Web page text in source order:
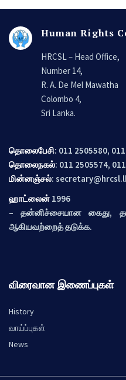
Human Rights
HRCSL – Head Office,
Number 14,
R. A. De Mel Mawatha
Colombo 4,
Sri Lanka.
தொலைபேசி: 011 2505580,
தொலைநகல்: 011 2505574,
மின்னஞ்சல்:
ஹாட்லைன் 1996
– தன்னிச்சையான கைது,
ஆகியவற்றைத் தடுக்க.
விரைவான இணைப்புகள்
History
வாய்ப்புகள்
News